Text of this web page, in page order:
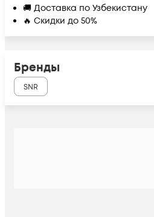
🚚 Доставка по Узбекистану
🔥 Скидки до 50%
Бренды
SNR